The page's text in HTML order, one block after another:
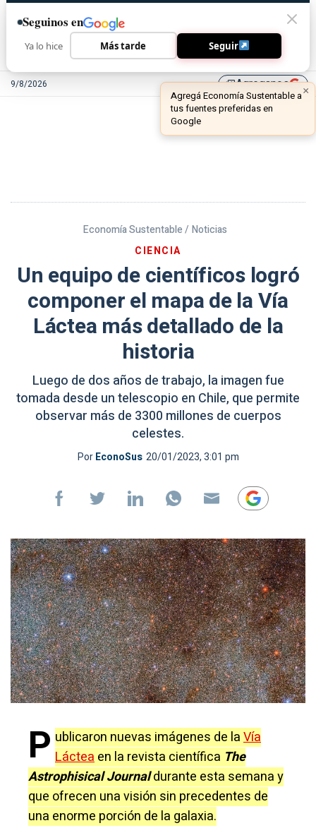
9/8/2026 library_addAgreganos
Economía Sustentable / Noticias
CIENCIA
Un equipo de científicos logró
componer el mapa de la Vía
Láctea más detallado de la
historia
Luego de dos años de trabajo, la imagen fue
tomada desde un telescopio en Chile, que permite
observar más de 3300 millones de cuerpos
celestes.
PorEconoSus 20/01/2023, 3:01 pm
P ublicaron nuevas imágenes de laVía
Lácteaen la revista científica The
Astrophisical Journaldurante esta semana y
que ofrecen una visión sin precedentes de
una enorme porción de la galaxia.
Seguinos en
Ya lo hice Más tarde Seguir